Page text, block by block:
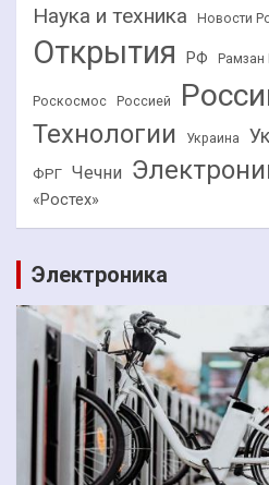
Наука и техника Новости
Открытия РФ
Роскосмос Россией
Технологии Украина
ФРГ Чечни
«Ростех»
Электроника